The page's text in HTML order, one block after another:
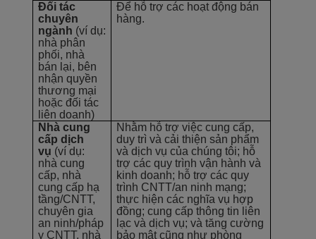
Đối tác
chuyên
ngành (ví dụ:
nhà phân
phối, nhà
bán lại, bên
nhận quyền
thương mại
hoặc đối tác
liên doanh)
Để hỗ trợ các hoạt động bán
hàng.
Nhà cung
cấp dịch
vụ (ví dụ:
nhà cung
cấp, nhà
cung cấp hạ
tầng/CNTT,
chuyên gia
an ninh/pháp
y CNTT, nhà
Nhằm hỗ trợ việc cung cấp,
duy trì và cải thiện sản phẩm
và dịch vụ của chúng tôi; hỗ
trợ các quy trình vận hành và
kinh doanh; hỗ trợ các quy
trình CNTT/an ninh mạng;
thực hiện các nghĩa vụ hợp
đồng; cung cấp thông tin liên
lạc và dịch vụ; và tăng cường
bảo mật cũng như phòng